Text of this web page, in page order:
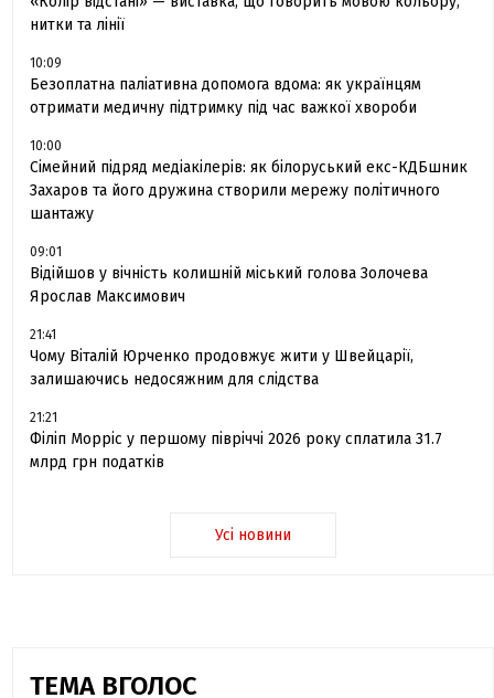
нитки та лінії
10:09
Безоплатна паліативна допомога вдома: як українцям
отримати медичну підтримку під час важкої хвороби
10:00
Сімейний підряд медіакілерів: як білоруський екс-КДБшник
Захаров та його дружина створили мережу політичного
шантажу
09:01
Відійшов у вічність колишній міський голова Золочева
Ярослав Максимович
21:41
Чому Віталій Юрченко продовжує жити у Швейцарії,
залишаючись недосяжним для слідства
21:21
Філіп Морріс у першому півріччі 2026 року сплатила 31.7
млрд грн податків
Усі новини
ТЕМА ВГОЛОС